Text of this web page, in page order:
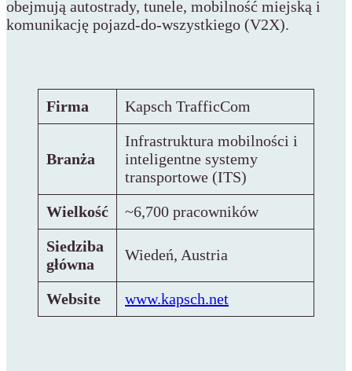
obejmują autostrady, tunele, mobilność miejską i
komunikację pojazd-do-wszystkiego (V2X).
Firma Kapsch TrafficCom
Branża
Infrastruktura mobilności i
inteligentne systemy
transportowe (ITS)
Wielkość
~6,700 pracowników
Siedziba
główna
Wiedeń, Austria
Website www.kapsch.net